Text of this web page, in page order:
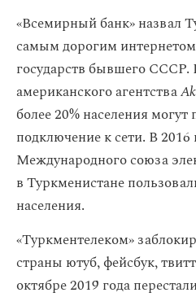
«Всемирный банк» назвал
самым дорогим
государств бывшего СССР.
американского агентства
более 20% населения могут
подключение к сети. В 2016
Международного союза
в Туркменистане
населения.
«Туркментелеком»
страны ютуб, фейсбук,
октябре 2019 года